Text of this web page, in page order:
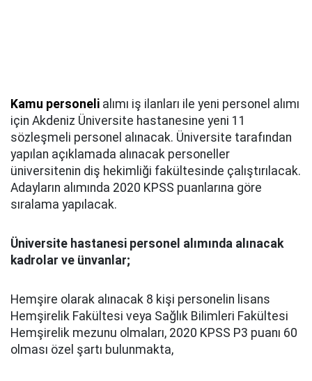
Kamu personeli alımı iş ilanları ile yeni personel alımı
için Akdeniz Üniversite hastanesine yeni 11
sözleşmeli personel alınacak. Üniversite tarafından
yapılan açıklamada alınacak personeller
üniversitenin diş hekimliği fakültesinde çalıştırılacak.
Adayların alımında 2020 KPSS puanlarına göre
sıralama yapılacak.
Üniversite hastanesi personel alımında alınacak
kadrolar ve ünvanlar;
Hemşire olarak alınacak 8 kişi personelin lisans
Hemşirelik Fakültesi veya Sağlık Bilimleri Fakültesi
Hemşirelik mezunu olmaları, 2020 KPSS P3 puanı 60
olması özel şartı bulunmakta,